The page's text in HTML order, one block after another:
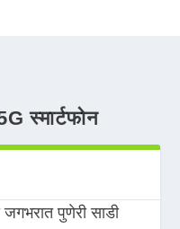
स्मार्टफोन